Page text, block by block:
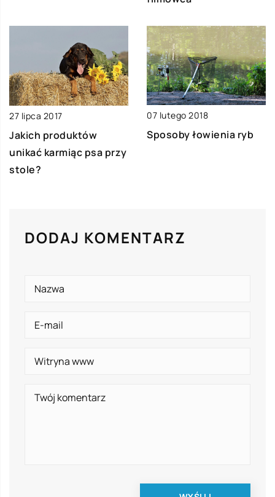
27 lipca 2017
Jakich produktów
unikać karmiąc psa przy
stole?
07 lutego 2018
Sposoby łowienia ryb
DODAJ KOMENTARZ